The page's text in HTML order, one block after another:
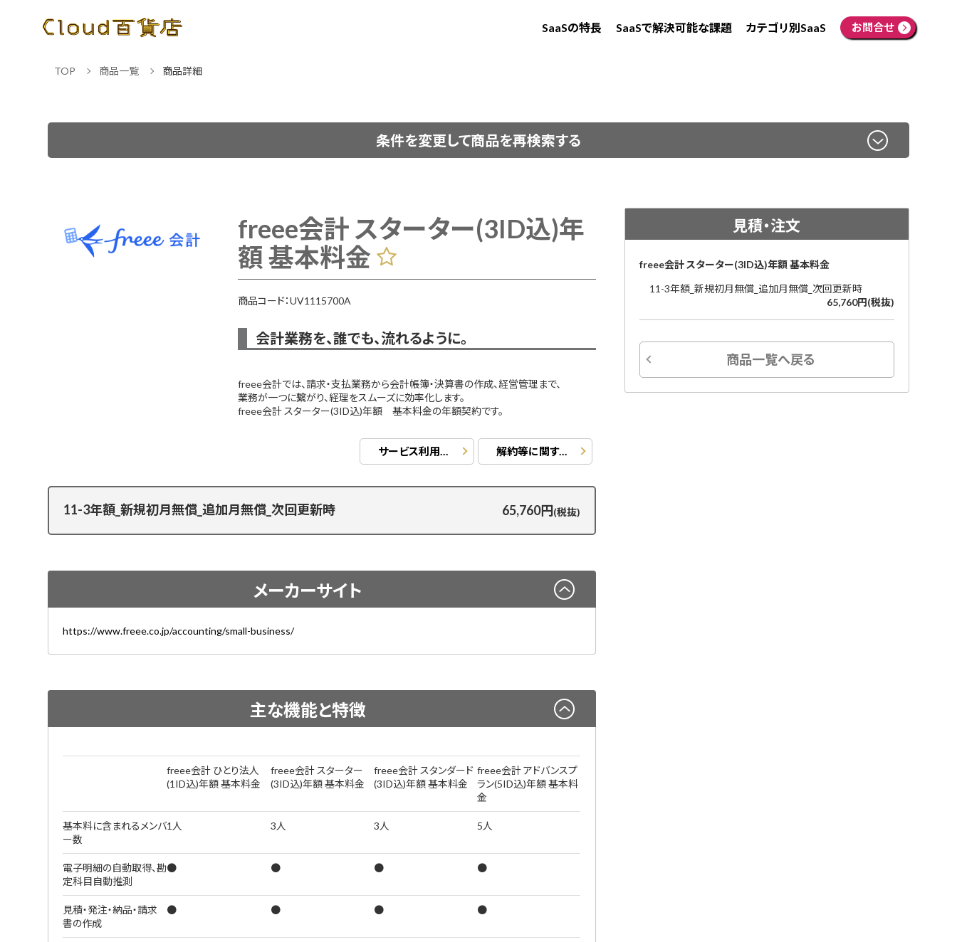
SaaSの特長 SaaSで解決可能な課題 カテゴリ別SaaS お問合せ
TOP 商品一覧 商品詳細
条件を変更して商品を再検索する
freee会計 スターター(3ID込)年
額 基本料金
商品コード：UV1115700A
会計業務を、誰でも、流れるように。
freee会計では、請求・支払業務から会計帳簿・決算書の作成、経営管理まで、
業務が一つに繋がり、経理をスムーズに効率化します。
freee会計 スターター(3ID込)年額 基本料金の年額契約です。
解約等に関する事項
サービス利用規約
11-3年額_新規初月無償_追加月無償_次回更新時 65,760円(税抜)
メーカーサイト
https://www.freee.co.jp/accounting/small-business/
主な機能と特徴
freee会計 ひとり法人
(1ID込)年額 基本料金
freee会計 スターター
(3ID込)年額 基本料金
freee会計 スタンダード
(3ID込)年額 基本料金
freee会計 アドバンスプ
ラン(5ID込)年額 基本料
金
基本料に含まれるメンバ
ー数
1人 3人 3人 5人
電子明細の自動取得、勘
定科目自動推測
● ● ● ●
見積・発注・納品・請求
書の作成
● ● ● ●
見積・注文
freee会計 スターター(3ID込)年額 基本料金
11-3年額_新規初月無償_追加月無償_次回更新時
65,760円(税抜)
商品一覧へ戻る